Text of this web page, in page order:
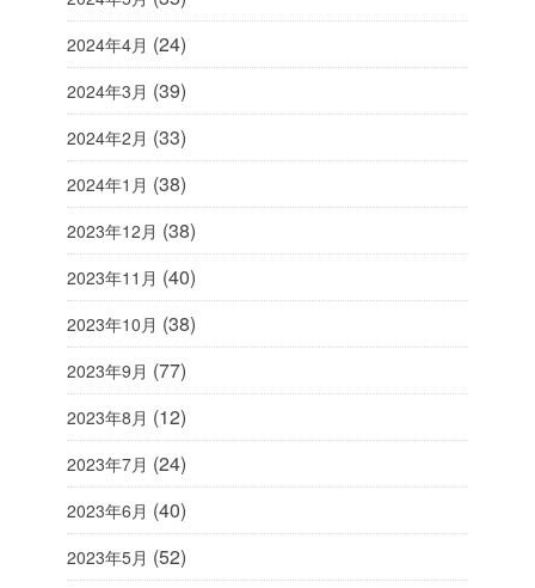
2024年4月 (24)
2024年3月 (39)
2024年2月 (33)
2024年1月 (38)
2023年12月 (38)
2023年11月 (40)
2023年10月 (38)
2023年9月 (77)
2023年8月 (12)
2023年7月 (24)
2023年6月 (40)
2023年5月 (52)